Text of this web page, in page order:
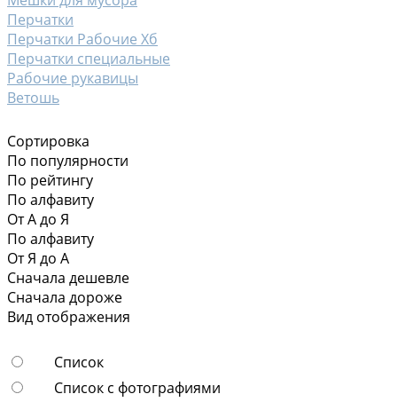
Перчатки
Перчатки Рабочие Хб
Перчатки специальные
Рабочие рукавицы
Ветошь
Сортировка
По популярности
По рейтингу
По алфавиту
От А до Я
По алфавиту
От Я до А
Сначала дешевле
Сначала дороже
Вид отображения
Список
Список с фотографиями